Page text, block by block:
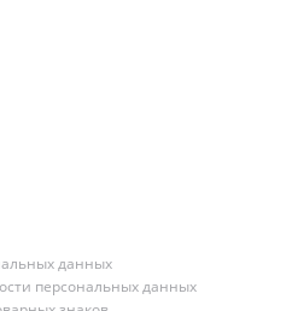
данных
персональных данных